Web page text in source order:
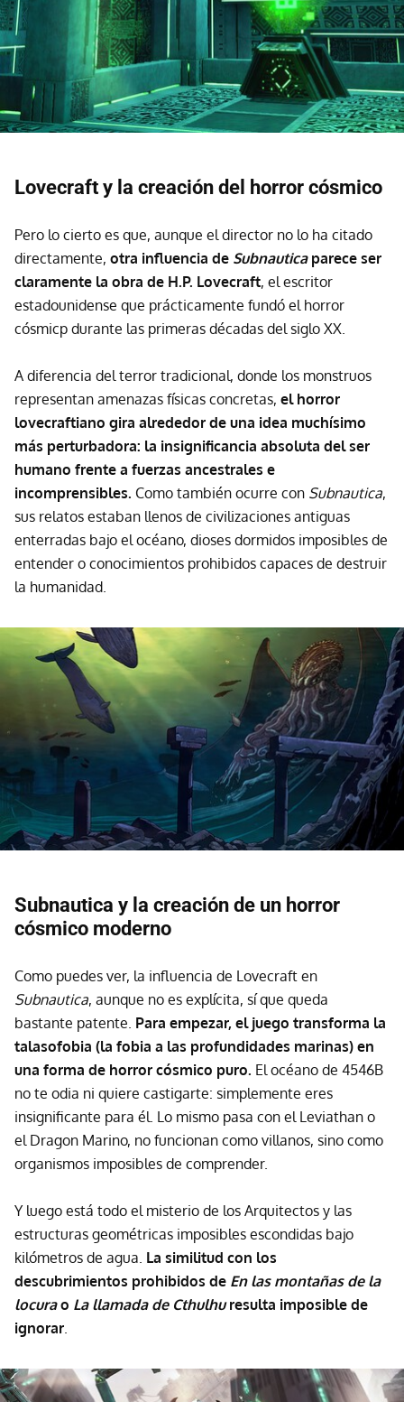
Lovecraft y la creación del horror cósmico
Pero lo cierto es que, aunque el director no lo ha citado
directamente, otra influencia de Subnauticaparece ser
claramente la obra de H.P. Lovecraft, el escritor
estadounidense que prácticamente fundó el horror
cósmicp durante las primeras décadas del siglo XX.
A diferencia del terror tradicional, donde los monstruos
representan amenazas físicas concretas, el horror
lovecraftiano gira alrededor de una idea muchísimo
más perturbadora: la insignificancia absoluta del ser
humano frente a fuerzas ancestrales e
incomprensibles. Como también ocurre con Subnautica,
sus relatos estaban llenos de civilizaciones antiguas
enterradas bajo el océano, dioses dormidos imposibles de
entender o conocimientos prohibidos capaces de destruir
la humanidad.
Subnautica y la creación de un horror
cósmico moderno
Como puedes ver, la influencia de Lovecraft en
Subnautica, aunque no es explícita, sí que queda
bastante patente. Para empezar, el juego transforma la
talasofobia (la fobia a las profundidades marinas) en
una forma de horror cósmico puro. El océano de 4546B
no te odia ni quiere castigarte: simplemente eres
insignificante para él. Lo mismo pasa con el Leviathan o
el Dragon Marino, no funcionan como villanos, sino como
organismos imposibles de comprender.
Y luego está todo el misterio de los Arquitectos y las
estructuras geométricas imposibles escondidas bajo
kilómetros de agua. La similitud con los
descubrimientos prohibidos de En las montañas de la
locurao La llamada de Cthulhu resulta imposible de
ignorar.